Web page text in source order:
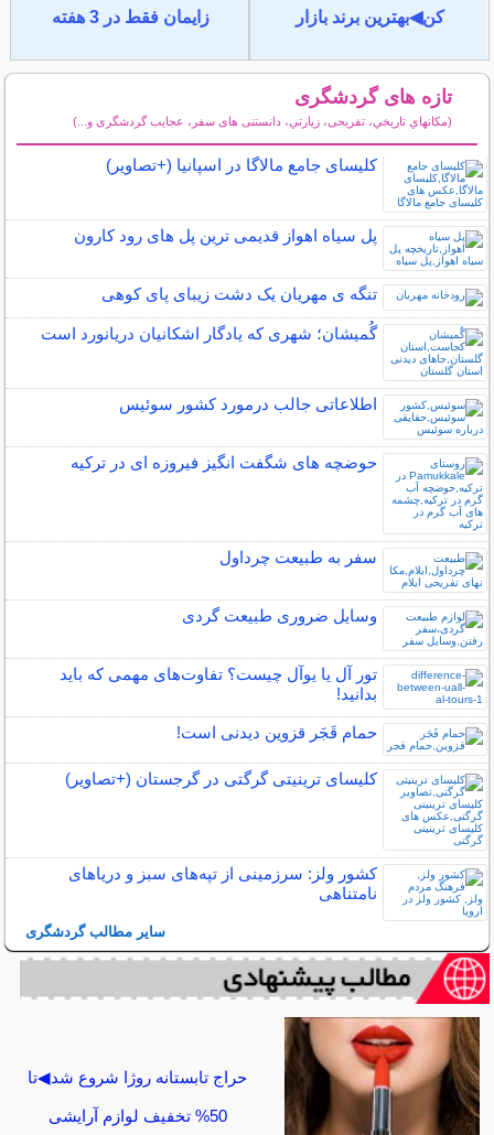
کن◀بهترین برند بازار
زایمان فقط در 3 هفته
تازه های گردشگری
(مكانهاي تاريخي، تفریحی، زيارتي، دانستنی های سفر، عجایب گردشگری و...)
کلیسای جامع مالاگا در اسپانیا (+تصاویر)
پل سیاه اهواز قدیمی ترین پل های رود کارون
تنگه ی مهریان یک دشت زیبای پای کوهی
گُمیشان؛ شهری که یادگار اشکانیان دریانورد است
اطلاعاتی جالب درمورد کشور سوئیس
حوضچه های شگفت انگیز فیروزه ای در ترکیه
سفر به طبیعت چرداول
وسایل ضروری طبیعت گردی
تور آل یا یوآل چیست؟ تفاوت‌های مهمی که باید
بدانید!
حمام قَجَر قزوین دیدنی است!
کلیسای ترینیتی گرگتی در گرجستان (+تصاویر)
کشور ولز: سرزمینی از تپه‌های سبز و دریاهای
نامتناهی
سایر مطالب گردشگری
حراج تابستانه روژا شروع شد◀تا
50% تخفیف لوازم آرایشی